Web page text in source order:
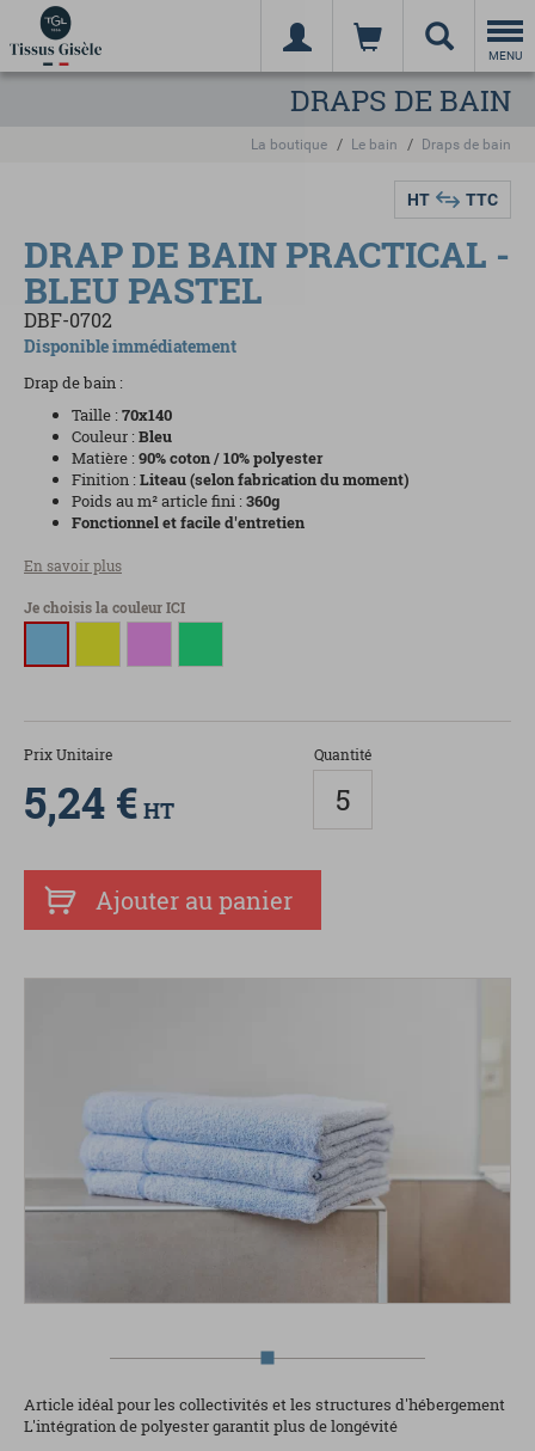
MENU
DRAPS DE BAIN
La boutique Le bain Draps de bain
HT TTC
DRAP DE BAIN PRACTICAL -
BLEU PASTEL
DBF-0702
Disponible immédiatement
Drap de bain :
Taille :70x140
Couleur :Bleu
Matière :90% coton / 10% polyester
Finition :Liteau (selon fabrication du moment)
Poids au m² article fini :360g
Fonctionnel et facile d'entretien
En savoir plus
Je choisis la couleur ICI
Prix Unitaire
5,24 € HT
Quantité
Ajouter au panier
Article idéal pour les collectivités et les structures d'hébergement
L'intégration de polyester garantit plus de longévité